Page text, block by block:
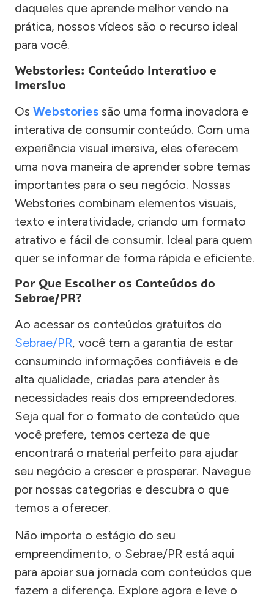
daqueles que aprende melhor vendo na
prática, nossos vídeos são o recurso ideal
para você.
Webstories: Conteúdo Interativo e
Imersivo
Os Webstories são uma forma inovadora e
interativa de consumir conteúdo. Com uma
experiência visual imersiva, eles oferecem
uma nova maneira de aprender sobre temas
importantes para o seu negócio. Nossas
Webstories combinam elementos visuais,
texto e interatividade, criando um formato
atrativo e fácil de consumir. Ideal para quem
quer se informar de forma rápida e eficiente.
Por Que Escolher os Conteúdos do
Sebrae/PR?
Ao acessar os conteúdos gratuitos do
Sebrae/PR, você tem a garantia de estar
consumindo informações confiáveis e de
alta qualidade, criadas para atender às
necessidades reais dos empreendedores.
Seja qual for o formato de conteúdo que
você prefere, temos certeza de que
encontrará o material perfeito para ajudar
seu negócio a crescer e prosperar. Navegue
por nossas categorias e descubra o que
temos a oferecer.
Não importa o estágio do seu
empreendimento, o Sebrae/PR está aqui
para apoiar sua jornada com conteúdos que
fazem a diferença. Explore agora e leve o